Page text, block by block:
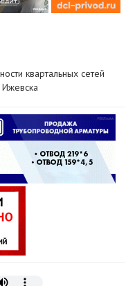
квартальных сетей